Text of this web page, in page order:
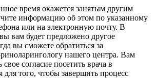
время окажется занятым другим
информацию об этом по указанному
или на электронную почту. В
вам будет предложено другое
вы сможете обратиться за
нашего центра. Вам
согласие посетить врача в
для того, чтобы завершить процесс